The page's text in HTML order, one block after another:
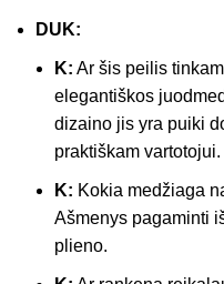
DUK:
K: Ar šis peilis
elegantiškos
dizaino jis yra puiki
praktiškam vartotojui.
K: Kokia medžiaga
Ašmenys pagaminti
plieno.